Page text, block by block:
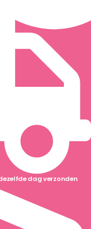
dag verzonden